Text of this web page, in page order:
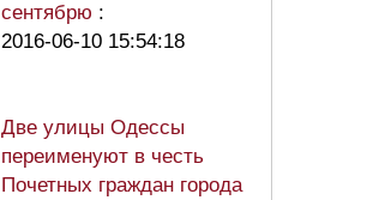
сентябрю :
2016-06-10 15:54:18
Две улицы Одессы
переименуют в честь
Почетных граждан города